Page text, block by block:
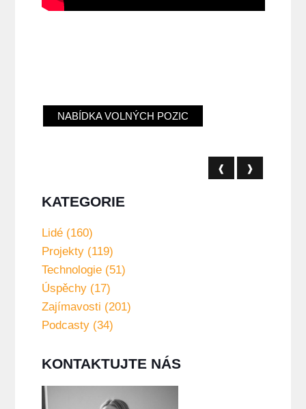
NABÍDKA VOLNÝCH POZIC
❰ ❱
KATEGORIE
Lidé (160)
Projekty (119)
Technologie (51)
Úspěchy (17)
Zajímavosti (201)
Podcasty (34)
KONTAKTUJTE NÁS